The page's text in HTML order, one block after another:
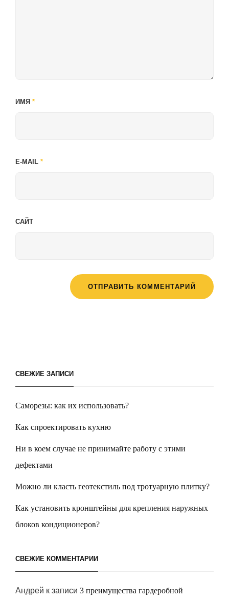
ИМЯ *
E-MAIL *
САЙТ
СВЕЖИЕ ЗАПИСИ
Саморезы: как их использовать?
Как спроектировать кухню
Ни в коем случае не принимайте работу с этими
дефектами
Можно ли класть геотекстиль под тротуарную плитку?
Как установить кронштейны для крепления наружных
блоков кондиционеров?
СВЕЖИЕ КОММЕНТАРИИ
Андрей к записи 3 преимущества гардеробной